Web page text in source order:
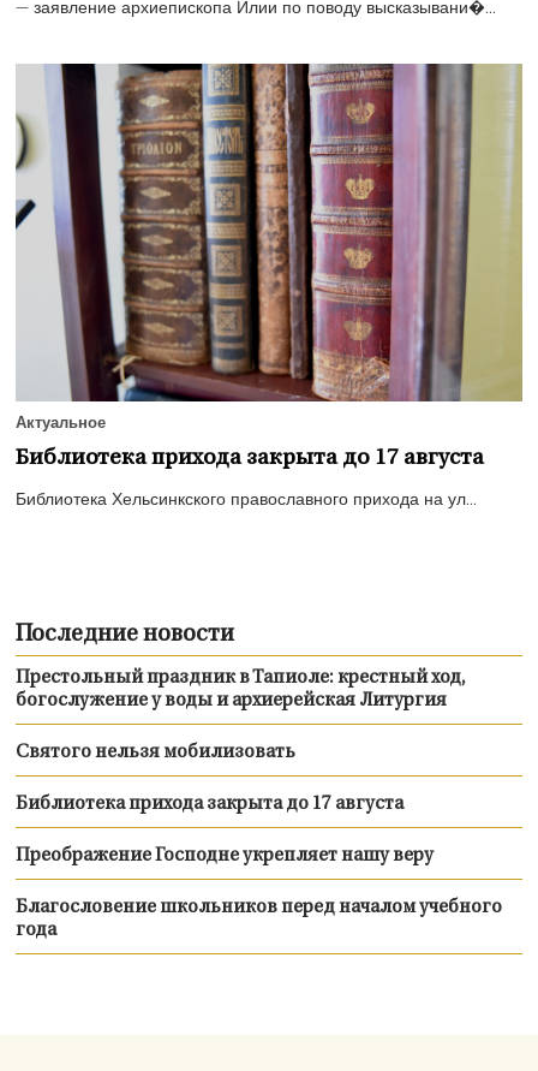
— заявление архиепископа Илии по поводу высказывани�...
Актуальное
Библиотека прихода закрыта до 17 августа
Библиотека Хельсинкского православного прихода на ул...
Последние новости
Престольный праздник в Тапиоле: крестный ход,
богослужение у воды и архиерейская Литургия
Святого нельзя мобилизовать
Библиотека прихода закрыта до 17 августа
Преображение Господне укрепляет нашу веру
Благословение школьников перед началом учебного
года